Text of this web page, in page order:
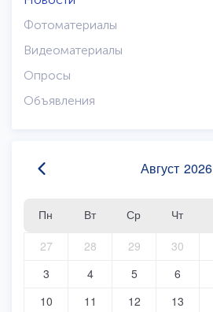
Фотоматериалы
Видеоматериалы
Опросы
Объявления
Август 2026
Пн Вт Ср Чт
27
28 29 30
3
4 5 6
10
11 12 13